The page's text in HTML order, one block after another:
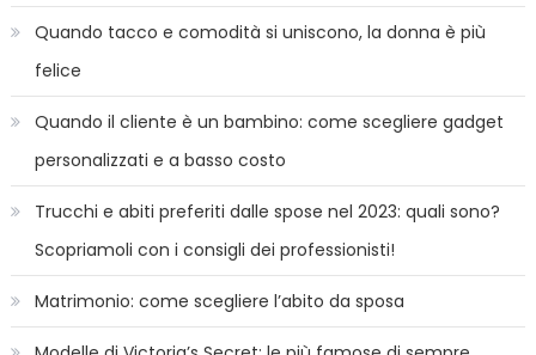
Quando tacco e comodità si uniscono, la donna è più
felice
Quando il cliente è un bambino: come scegliere gadget
personalizzati e a basso costo
Trucchi e abiti preferiti dalle spose nel 2023: quali sono?
Scopriamoli con i consigli dei professionisti!
Matrimonio: come scegliere l’abito da sposa